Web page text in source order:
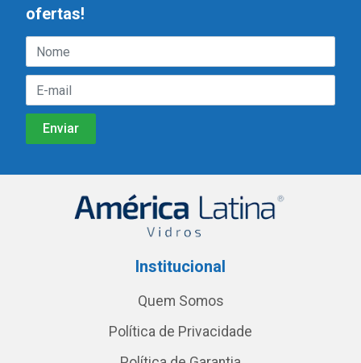
ofertas!
Institucional
Quem Somos
Política de Privacidade